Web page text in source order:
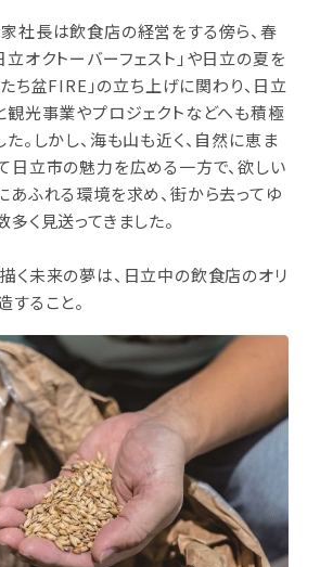
社長は飲食店の経営をする傍ら、春
オクトーバーフェスト」や日立の夏を
ち盆FIRE」の立ち上げに関わり、日立
観光事業やプロジェクトなどへも積極
。しかし、海も山も近く、自然に恵ま
日立市の魅力を広める一方で、欲しい
あふれる環境を求め、街から去ってゆ
く見送ってきました。
く未来の夢は、日立中の飲食店のオリ
ること。